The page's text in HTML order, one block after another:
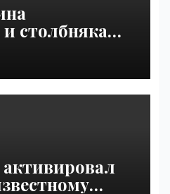
столбняка
прошла
|
активировал